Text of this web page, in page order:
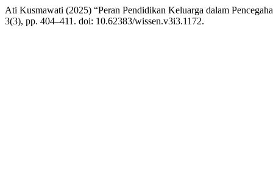
Ati Kusmawati (2025) “Peran Pendidikan Keluarga dalam
3(3), pp. 404–411. doi: 10.62383/wissen.v3i3.1172.